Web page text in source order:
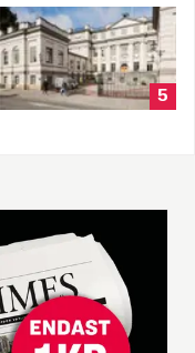
5